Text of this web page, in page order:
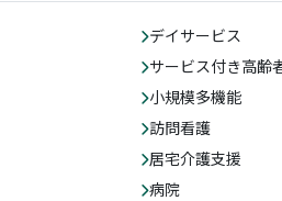
デイサービス
サービス付き高齢
小規模多機能
訪問看護
居宅介護支援
病院